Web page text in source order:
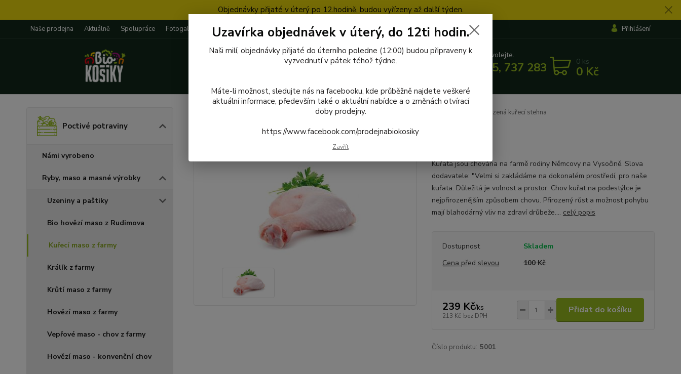
Objednávky přijaté v úterý po 12.hodině, budou vyřízeny až další týden.
Naše prodejna Aktuálně Spolupráce Fotogalerie Recepty Blog Přihlášení
Hledat
Nevíte si rady? Zavolejte.
727 862 655, 737 283 505 0 ks
0 Kč
Poctivé potraviny
Námi vyrobeno
Ryby, maso a masné výrobky
Uzeniny a paštiky
Bio hovězí maso z Rudimova
Kuřecí maso z farmy
Králík z farmy
Krůtí maso z farmy
Hovězí maso z farmy
Vepřové maso - chov z farmy
Hovězí maso - konvenční chov
Ryby, maso a masné výrobky 011 Chlazená kuřecí stehna
011 Chlazená kuřecí stehna
Kuřata jsou chována na farmě rodiny Němcovy na Vysočině. Slova
dodavatele: "Velmi si zakládáme na dokonalém prostředí, pro naše
kuřata. Důležitá je volnost a prostor. Chov kuřat na podestýlce je
nejpřirozenějším způsobem chovu. Přirozený růst a možnost pohybu
mají blahodárný vliv na zdraví drůbeže.... celý popis
Dostupnost
Skladem
Cena před slevou
100 Kč
239 Kč/ks
213 Kč bez DPH
Přidat do košíku
Číslo produktu: 5001
Uzavírka objednávek v úterý, do 12ti hodin.
Naši milí, objednávky přijaté do úterního poledne (12:00) budou připraveny k
vyzvednutí v pátek téhož týdne.
Máte-li možnost, sledujte nás na facebooku, kde průběžně najdete veškeré
aktuální informace, především také o aktuální nabídce a o změnách otvírací
doby prodejny.
https://www.facebook.com/prodejnabiokosiky
Zavřít